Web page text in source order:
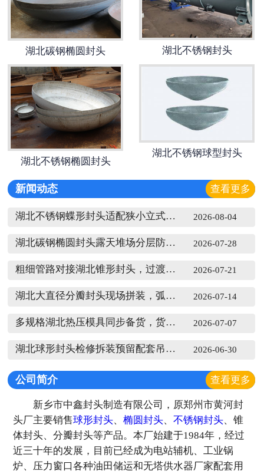
湖北碳钢椭圆封头 湖北不锈钢封头
湖北不锈钢椭圆封头
湖北不锈钢球型封头
新闻动态 查看更多
2026-08-04
湖北不锈钢蝶形封头适配狭小立式罐体端部
2026-07-28
湖北碳钢椭圆封头露天堆场分层防护垫层
2026-07-21
粗细管路对接湖北锥形封头，过渡配件怎么匹配锥段斜度
2026-07-14
湖北大直径分瓣封头现场拼装，弧形工装如何贴合瓣片
2026-07-07
多规格湖北热压模具同步备货，货架分层怎么规划摆放
2026-06-30
湖北球形封头检修拆装预留配套吊装支撑点位
公司简介 查看更多
新乡市中鑫封头制造有限公司，原郑州市黄河封
头厂主要销售球形封头、椭圆封头、不锈钢封头、锥
体封头、分瓣封头等产品。本厂始建于1984年，经过
近三十年的发展，目前已经成为电站辅机、工业锅
炉、压力窗口各种油田储运和无塔供水器厂家配套用